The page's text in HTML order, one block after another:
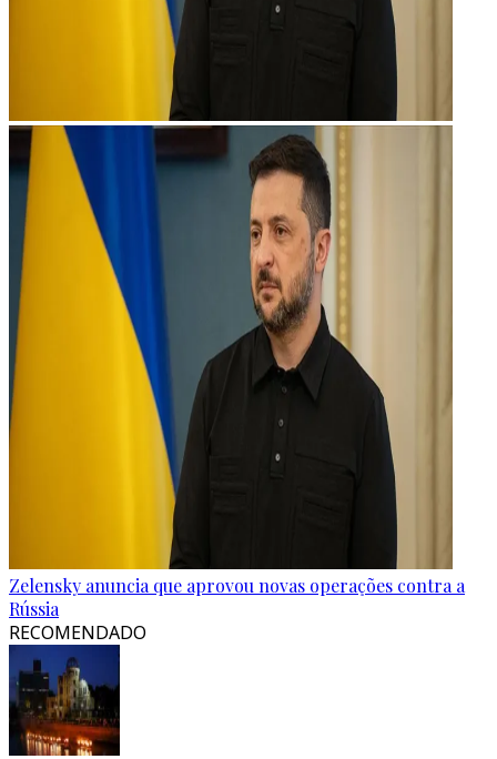
Zelensky anuncia que aprovou novas operações contra a
Rússia
RECOMENDADO